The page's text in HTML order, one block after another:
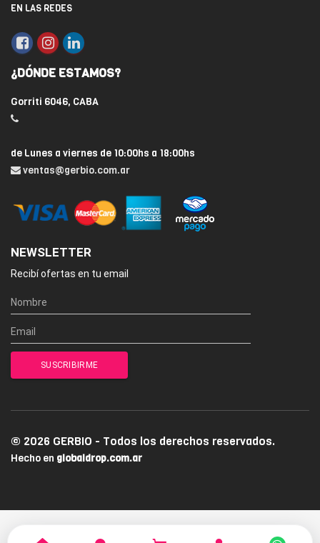
EN LAS REDES
¿DÓNDE ESTAMOS?
Gorriti 6046, CABA
de Lunes a viernes de 10:00hs a 18:00hs
ventas@gerbio.com.ar
NEWSLETTER
Recibí ofertas en tu email
© 2026 GERBIO - Todos los derechos reservados.
Hecho en globaldrop.com.ar